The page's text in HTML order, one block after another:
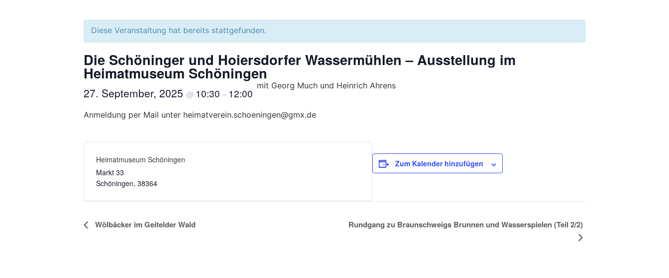
Diese Veranstaltung hat bereits stattgefunden.
Die Schöninger und Hoiersdorfer Wassermühlen – Ausstellung im
Heimatmuseum Schöningen
27. September, 2025 @ 10:30 – 12:00
mit Georg Much und Heinrich Ahrens
Anmeldung per Mail unter heimatverein.schoeningen@gmx.de
Heimatmuseum Schöningen
Markt 33
Schöningen, 38364
Zum Kalender hinzufügen
Veranstaltung-
Wölbäcker im Geitelder Wald Rundgang zu Braunschweigs Brunnen und Wasserspielen (Teil 2/2)